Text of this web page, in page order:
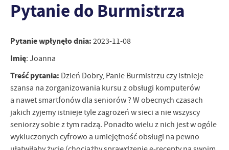
Pytanie do Burmistrza
Pytanie wpłynęło dnia: 2023-11-08
Imię: Joanna
Treść pytania: Dzień Dobry, Panie Burmistrzu czy istnieje
szansa na zorganizowania kursu z obsługi komputerów
a nawet smartfonów dla seniorów ? W obecnych czasach
jakich żyjemy istnieje tyle zagrożeń w sieci a nie wszyscy
seniorzy sobie z tym radzą. Ponadto wielu z nich jest w ogóle
wykluczonych cyfrowo a umiejętność obsługi na pewno
personalizację określonych funkcjonalności czy prezentowanych
treści.
korzystania z funkcjonalności naszej strony poprzez dopasowanie
funkcjonalne i personalizacyjne pliki cookies gwarantuje
dostępność większej ilości funkcji na stronie.
Analityczne
Analityczne pliki cookies pomagają nam rozwijać się i
dostosowywać do Twoich potrzeb.
Cookies analityczne pozwalają na uzyskanie informacji w zakresie
wykorzystywania witryny internetowej, miejsca oraz częstotliwości,
z jaką odwiedzane są nasze serwisy www. Dane pozwalają nam na
ocenę naszych serwisów internetowych pod względem ich
popularności wśród użytkowników. Zgromadzone informacje są
Więcej
Reklamowe